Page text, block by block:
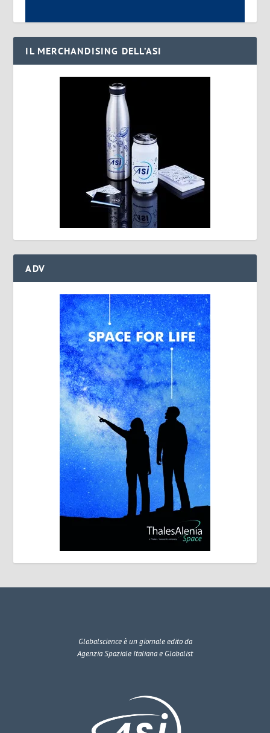
IL MERCHANDISING DELL’ASI
ADV
Globalscienceè un giornale edito da
Agenzia Spaziale Italiana e Globalist